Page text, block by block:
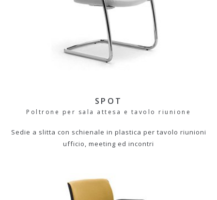
SPOT
Poltrone per sala attesa e tavolo riunione
Sedie a slitta con schienale in plastica per tavolo riunioni
ufficio, meeting ed incontri